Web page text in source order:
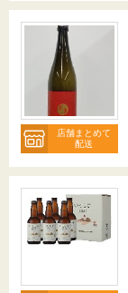
店舗まとめて
配送